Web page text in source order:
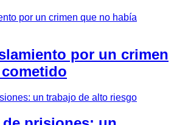
por un crimen